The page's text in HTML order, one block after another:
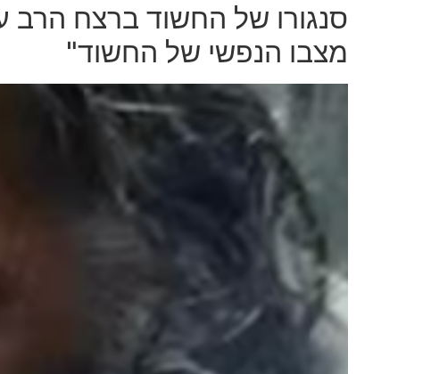
סנגורו של החשוד ברצח הרב
מצבו הנפשי של החשוד"